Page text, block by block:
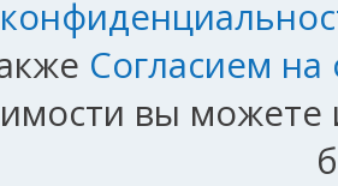
Согласием
вы можете